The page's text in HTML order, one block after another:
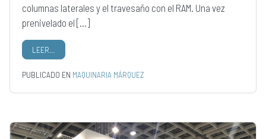
columnas laterales y el travesaño con el RAM. Una vez
prenivelado el […]
LEER…
PUBLICADO EN MAQUINARIA MÁRQUEZ